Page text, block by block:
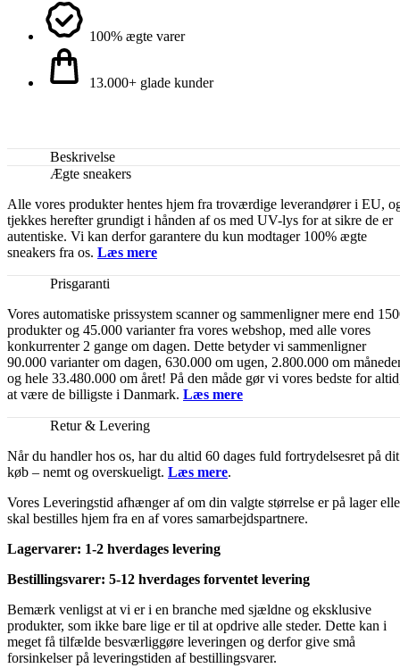
100% ægte varer
13.000+ glade kunder
Beskrivelse
Ægte sneakers
Alle vores produkter hentes hjem fra troværdige leverandører i EU,
tjekkes herefter grundigt i hånden af os med UV-lys for at sikre de er
autentiske. Vi kan derfor garantere du kun modtager 100% ægte
sneakers fra os. Læs mere
Prisgaranti
Vores automatiske prissystem scanner og sammenligner mere end
produkter og 45.000 varianter fra vores webshop, med alle vores
konkurrenter 2 gange om dagen. Dette betyder vi sammenligner
90.000 varianter om dagen, 630.000 om ugen, 2.800.000 om
og hele 33.480.000 om året! På den måde gør vi vores bedste for
at være de billigste i Danmark. Læs mere
Retur & Levering
Når du handler hos os, har du altid 60 dages fuld fortrydelsesret på dit
køb – nemt og overskueligt. Læs mere.
Vores Leveringstid afhænger af om din valgte størrelse er på lager
skal bestilles hjem fra en af vores samarbejdspartnere.
Lagervarer: 1-2 hverdages levering
Bestillingsvarer: 5-12 hverdages forventet levering
Bemærk venligst at vi er i en branche med sjældne og eksklusive
produkter, som ikke bare lige er til at opdrive alle steder. Dette kan i
meget få tilfælde besværliggøre leveringen og derfor give små
forsinkelser på leveringstiden af bestillingsvarer.